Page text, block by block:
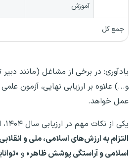
آموزش
جمع کل
یادآوری: در برخی از مشاغل (مانند دبیر
و...) علاوه بر ارزیابی نهایی، آزمون
عمل خواهد.
یکی از نکات مهم در ارزیابی سال ۱۴۰۴، این است که
التزام به ارزش‌های اسلامی، ملی و انقلابی
اسلامی و آراستگی پوشش ظاهر» و «